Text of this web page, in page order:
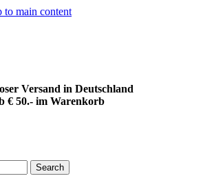
to main content
Versand in Deutschland
€ 50.- im Warenkorb
Search